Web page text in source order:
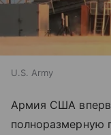
U.S. Army
Армия США
полноразмерную